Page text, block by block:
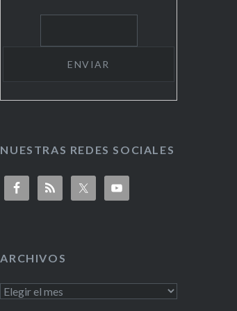
NUESTRAS REDES SOCIALES
ARCHIVOS